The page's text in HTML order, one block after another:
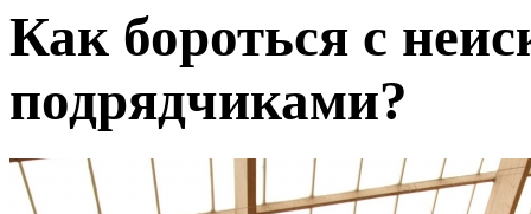
Как бороться с
подрядчиками?